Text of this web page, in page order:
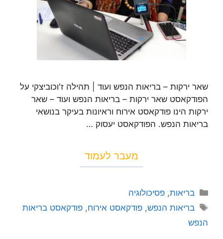
שאר ירקות – בריאות הנפש ועוד | תהילה ז'וכוביצקי על
הפודקאסט שאר ירקות – בריאות הנפש ועוד – שאר
ירקות הינו פודקאסט אירוח וראיונות בעיקר בנושאי
בריאות הנפש. הפודקאסט יעסוק …
מעבר לעמוד
בריאות,פסיכולוגיה
בריאות הנפש,פודקאסט אירוח,פודקאסט בריאות
הנפש